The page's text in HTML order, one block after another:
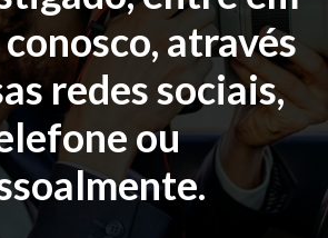
através
redes sociais,
ou